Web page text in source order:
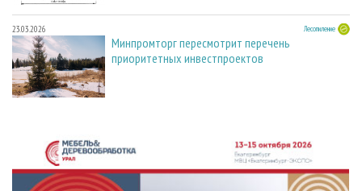
23.03.2026 Лесопиление
Минпромторг пересмотрит перечень
приоритетных инвестпроектов